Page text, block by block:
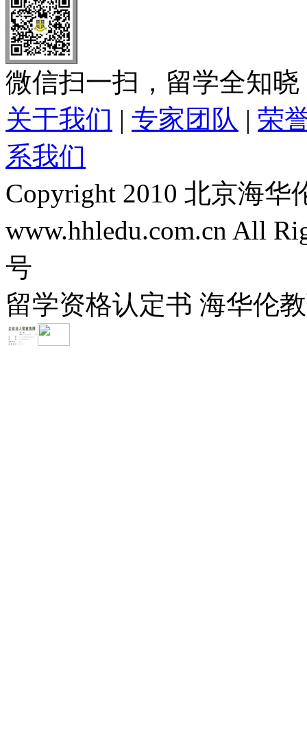
微信扫一扫，留学全知晓
关于我们 | 专家团队 | 荣
系我们
Copyright 2010 北京海
www.hhledu.com.cn All
号
留学资格认定书 海华伦